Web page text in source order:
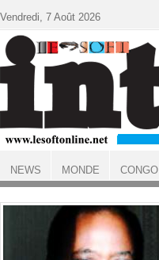
ACCUEIL
Vendredi, 7 Août 2026
NEWS MONDE CONGO